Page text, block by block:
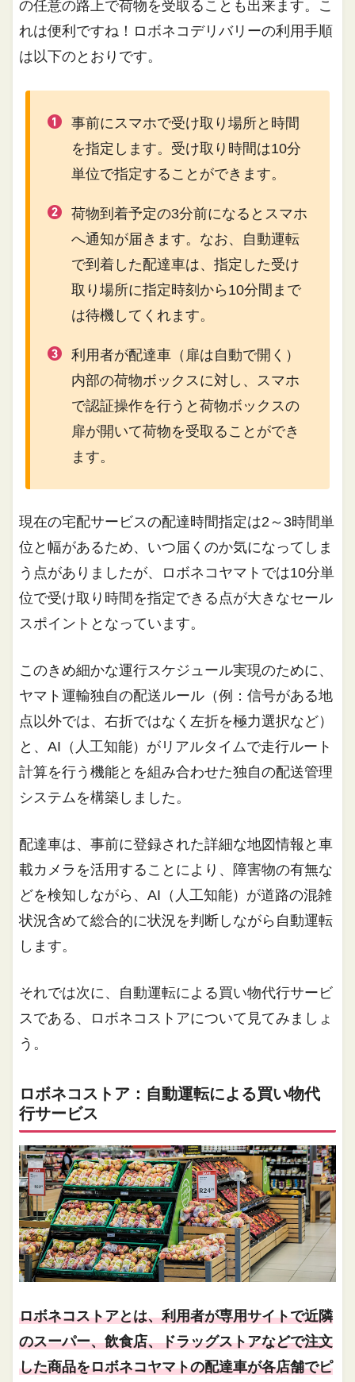
の任意の路上で荷物を受取ることも出来ます。こ
れは便利ですね！ロボネコデリバリーの利用手順
は以下のとおりです。
事前にスマホで受け取り場所と時間
を指定します。受け取り時間は10分
単位で指定することができます。
荷物到着予定の3分前になるとスマホ
へ通知が届きます。なお、自動運転
で到着した配達車は、指定した受け
取り場所に指定時刻から10分間まで
は待機してくれます。
利用者が配達車（扉は自動で開く）
内部の荷物ボックスに対し、スマホ
で認証操作を行うと荷物ボックスの
扉が開いて荷物を受取ることができ
ます。
現在の宅配サービスの配達時間指定は2～3時間単
位と幅があるため、いつ届くのか気になってしま
う点がありましたが、ロボネコヤマトでは10分単
位で受け取り時間を指定できる点が大きなセール
スポイントとなっています。
このきめ細かな運行スケジュール実現のために、
ヤマト運輸独自の配送ルール（例：信号がある地
点以外では、右折ではなく左折を極力選択など）
と、AI（人工知能）がリアルタイムで走行ルート
計算を行う機能とを組み合わせた独自の配送管理
システムを構築しました。
配達車は、事前に登録された詳細な地図情報と車
載カメラを活用することにより、障害物の有無な
どを検知しながら、AI（人工知能）が道路の混雑
状況含めて総合的に状況を判断しながら自動運転
します。
それでは次に、自動運転による買い物代行サービ
スである、ロボネコストアについて見てみましょ
う。
ロボネコストア：自動運転による買い物代
行サービス
ロボネコストアとは、利用者が専用サイトで近隣
のスーパー、飲食店、ドラッグストアなどで注文
した商品をロボネコヤマトの配達車が各店舗でピ